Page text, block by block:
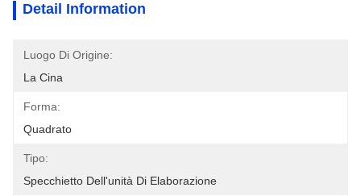
Detail Information
Luogo Di Origine:
La Cina
Forma:
Quadrato
Tipo:
Specchietto Dell'unità Di Elaborazione